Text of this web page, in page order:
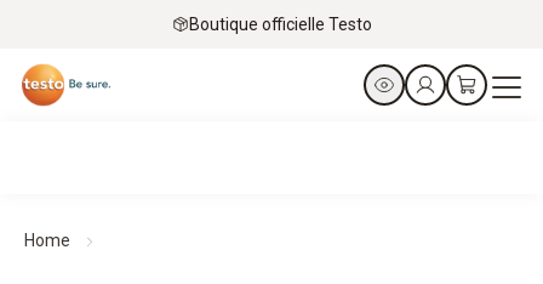
Boutique officielle Testo
Home